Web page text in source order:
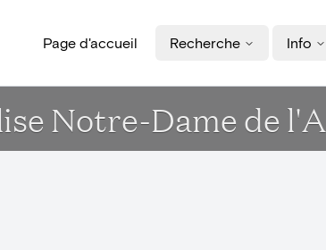
Page d'accueil Recherche Info
Notre-Dame de